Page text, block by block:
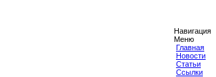
Навигация
Меню
Главная
Новости
Статьи
Ссылки